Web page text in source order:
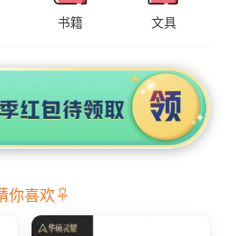
书籍 文具
你喜欢